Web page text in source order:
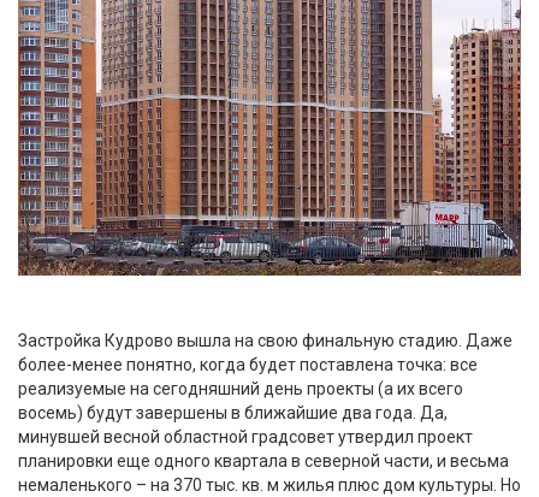
Застройка Кудрово вышла на свою финальную стадию. Даже
более-менее понятно, когда будет поставлена точка: все
реализуемые на сегодняшний день проекты (а их всего
восемь) будут завершены в ближайшие два года. Да,
минувшей весной областной градсовет утвердил проект
планировки еще одного квартала в северной части, и весьма
немаленького – на 370 тыс. кв. м жилья плюс дом культуры. Но